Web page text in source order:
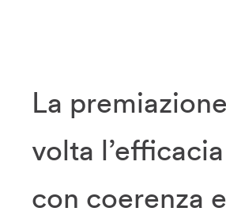
La
volta
con coerenza